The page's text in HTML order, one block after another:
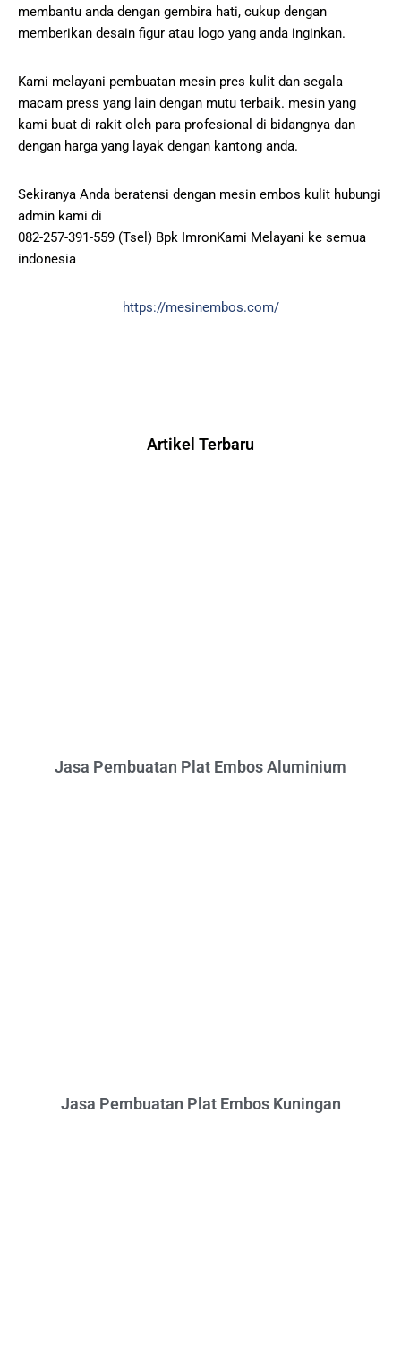
membantu anda dengan gembira hati, cukup dengan
memberikan desain figur atau logo yang anda inginkan.
Kami melayani pembuatan mesin pres kulit dan segala
macam press yang lain dengan mutu terbaik. mesin yang
kami buat di rakit oleh para profesional di bidangnya dan
dengan harga yang layak dengan kantong anda.
Sekiranya Anda beratensi dengan mesin embos kulit hubungi
admin kami di
082-257-391-559 (Tsel) Bpk ImronKami Melayani ke semua
indonesia
https://mesinembos.com/
Artikel Terbaru
Jasa Pembuatan Plat Embos Aluminium
Jasa Pembuatan Plat Embos Kuningan